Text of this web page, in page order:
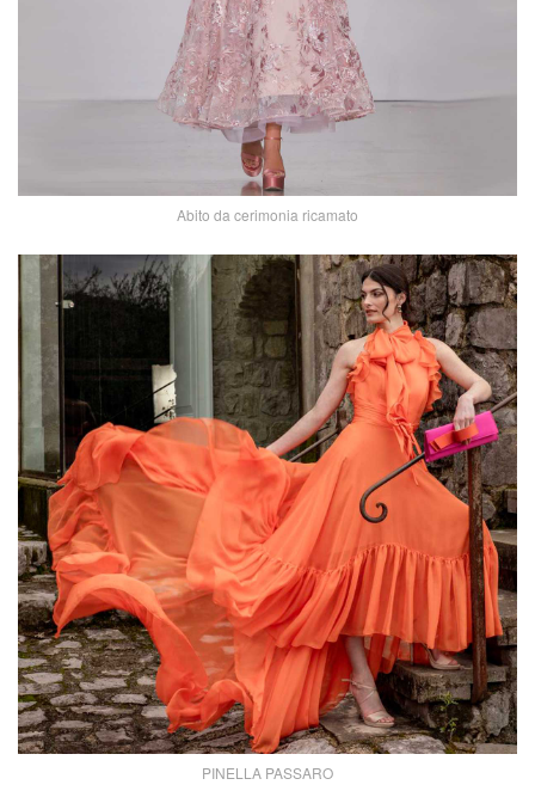
Abito da cerimonia ricamato
PINELLA PASSARO